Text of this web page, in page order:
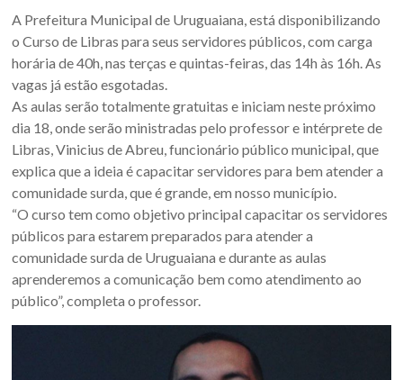
–
RS
Site
da
Associação
dos
Municípios
da
Fronteira
Oeste
do
estado
do
Rio
A Prefeitura Municipal de Uruguaiana, está disponibilizando
o Curso de Libras para seus servidores públicos, com carga
horária de 40h, nas terças e quintas-feiras, das 14h às 16h. As
vagas já estão esgotadas.
As aulas serão totalmente gratuitas e iniciam neste próximo
dia 18, onde serão ministradas pelo professor e intérprete de
Libras, Vinicius de Abreu, funcionário público municipal, que
explica que a ideia é capacitar servidores para bem atender a
comunidade surda, que é grande, em nosso município.
“O curso tem como objetivo principal capacitar os servidores
públicos para estarem preparados para atender a
comunidade surda de Uruguaiana e durante as aulas
aprenderemos a comunicação bem como atendimento ao
público”, completa o professor.